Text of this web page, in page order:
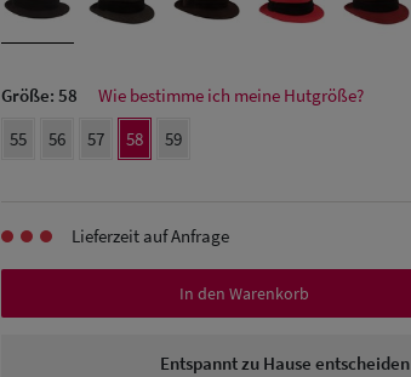
Größe: 58
Wie bestimme ich meine Hutgröße?
55
56 57 58 59
Lieferzeit auf Anfrage
In den Warenkorb
Entspannt zu Hause entscheiden